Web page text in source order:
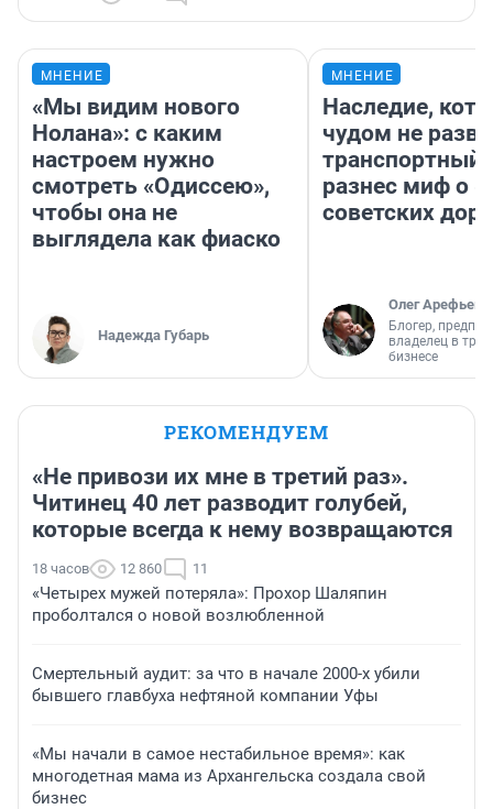
МНЕНИЕ
«Мы видим нового
Нолана»: с каким
настроем нужно
смотреть «Одиссею»,
чтобы она не
выглядела как фиаско
Надежда Губарь
МНЕНИЕ
Наследие,
чудом не
транспортный
разнес миф о
советских
Олег Арефьев
Блогер,
владелец в
бизнесе
РЕКОМЕНДУЕМ
«Не привози их мне в третий раз».
Читинец 40 лет разводит голубей,
которые всегда к нему возвращаются
18 часов 12 860 11
«Четырех мужей потеряла»: Прохор Шаляпин
проболтался о новой возлюбленной
Смертельный аудит: за что в начале 2000-х убили
бывшего главбуха нефтяной компании Уфы
«Мы начали в самое нестабильное время»: как
многодетная мама из Архангельска создала свой
бизнес